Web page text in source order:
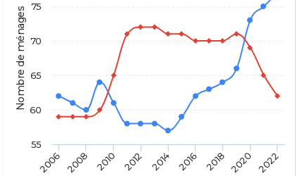
Nombre de ménages
2006 2008 2010 2012 2014 2016 2018 2020 2022
55
60
65
70
75